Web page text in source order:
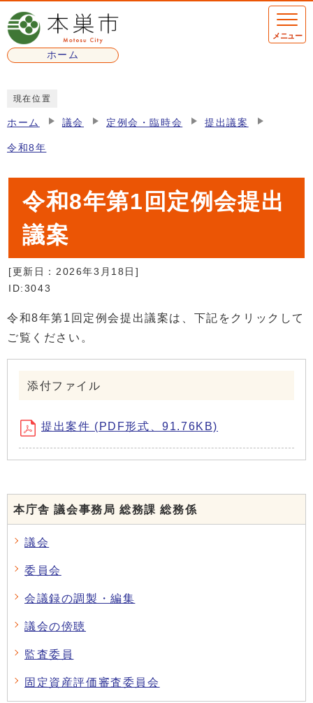
ページの先頭です
ホーム
メニュー
現在位置
ホーム 議会 定例会・臨時会 提出議案
令和8年
令和8年第1回定例会提出
議案
[更新日： 2026年3月18日 ]
ID:3043
令和8年第1回定例会提出議案は、下記をクリックして
ご覧ください。
添付ファイル
提出案件 (PDF形式、91.76KB)
本庁舎 議会事務局 総務課 総務係
議会
委員会
会議録の調製・編集
議会の傍聴
監査委員
固定資産評価審査委員会